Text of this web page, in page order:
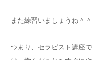
また練習いましょうね＾＾
つまり、セラピスト講座